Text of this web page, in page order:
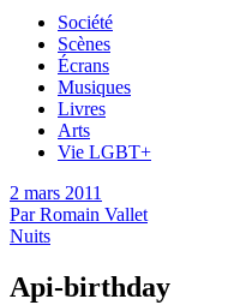
Société
Scènes
Écrans
Musiques
Livres
Arts
Vie LGBT+
2 mars 2011
ParRomain Vallet
Nuits
Api-birthday